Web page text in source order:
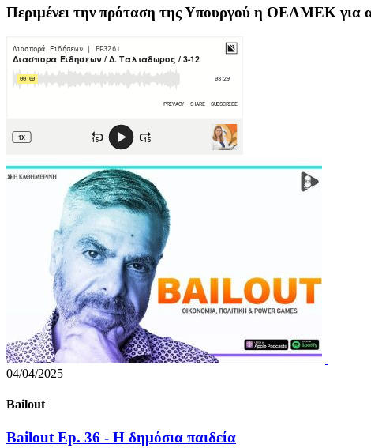
Περιμένει την πρόταση της Υπουργού η ΟΕΛΜΕΚ για
04/04/2025
Bailout
Bailout Ep. 36 - Η δημόσια παιδεία